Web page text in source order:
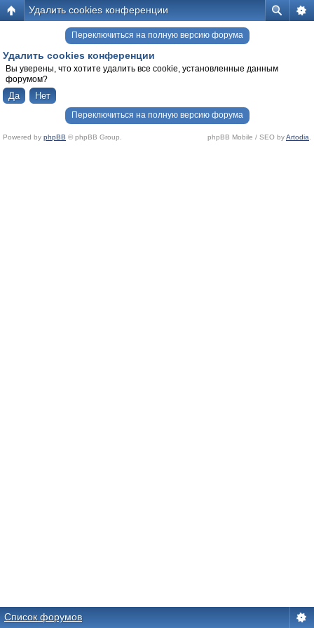
Удалить cookies конференции
Переключиться на полную версию форума
Удалить cookies конференции
Вы уверены, что хотите удалить все cookie, установленные данным
форумом?
Переключиться на полную версию форума
Powered by phpBB © phpBB Group. phpBB Mobile / SEO byArtodia
Список форумов